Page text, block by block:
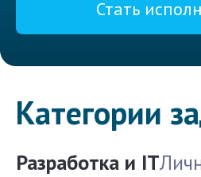
Стать
Категории
Разработка и IT